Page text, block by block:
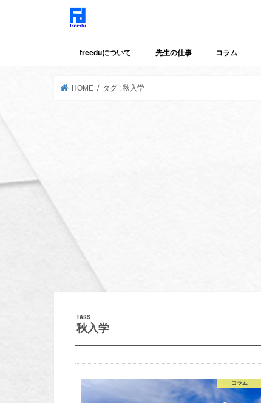
freeduについて 先生の仕事 コラム
HOME タグ : 秋入学
秋入学
コラム